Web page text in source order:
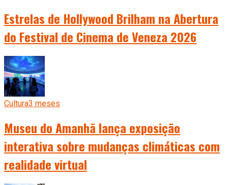
Estrelas de Hollywood Brilham na Abertura
do Festival de Cinema de Veneza 2026
Cultura3 meses
Museu do Amanhã lança exposição
interativa sobre mudanças climáticas com
realidade virtual